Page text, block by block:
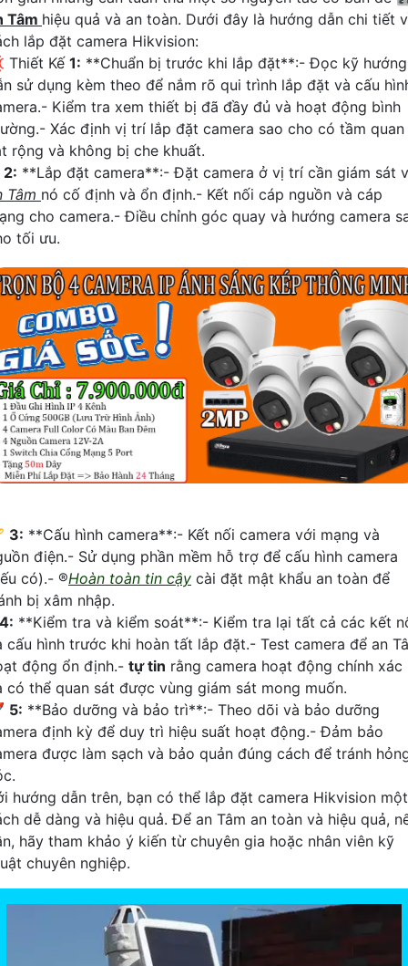
Tâm hiệu quả và an toàn. Dưới đây là hướng dẫn chi tiết
lắp đặt camera Hikvision:
Thiết Kế 1: **Chuẩn bị trước khi lắp đặt**:- Đọc kỹ hướng
sử dụng kèm theo để nắm rõ qui trình lắp đặt và cấu
Kiểm tra xem thiết bị đã đầy đủ và hoạt động bình
Xác định vị trí lắp đặt camera sao cho có tầm quan
rộng và không bị che khuất.
2: **Lắp đặt camera**:- Đặt camera ở vị trí cần giám sát
Tâm nó cố định và ổn định.- Kết nối cáp nguồn và cáp
cho camera.- Điều chỉnh góc quay và hướng camera
tối ưu.
3: **Cấu hình camera**:- Kết nối camera với mạng và
điện.- Sử dụng phần mềm hỗ trợ để cấu hình camera
có).- ®️Hoàn toàn tin cậy cài đặt mật khẩu an toàn để
bị xâm nhập.
4: **Kiểm tra và kiểm soát**:- Kiểm tra lại tất cả các kết
cấu hình trước khi hoàn tất lắp đặt.- Test camera để an
động ổn định.- tự tin rằng camera hoạt động chính xác
có thể quan sát được vùng giám sát mong muốn.
5: **Bảo dưỡng và bảo trì**:- Theo dõi và bảo dưỡng
định kỳ để duy trì hiệu suất hoạt động.- Đảm bảo
được làm sạch và bảo quản đúng cách để tránh
hướng dẫn trên, bạn có thể lắp đặt camera Hikvision một
dễ dàng và hiệu quả. Để an Tâm an toàn và hiệu quả,
hãy tham khảo ý kiến từ chuyên gia hoặc nhân viên kỹ
chuyên nghiệp.